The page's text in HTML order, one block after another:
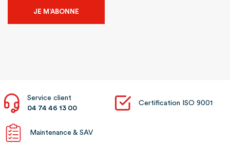
JE M’ABONNE
Service client
04 74 46 13 00
Certification ISO 9001
Maintenance & SAV